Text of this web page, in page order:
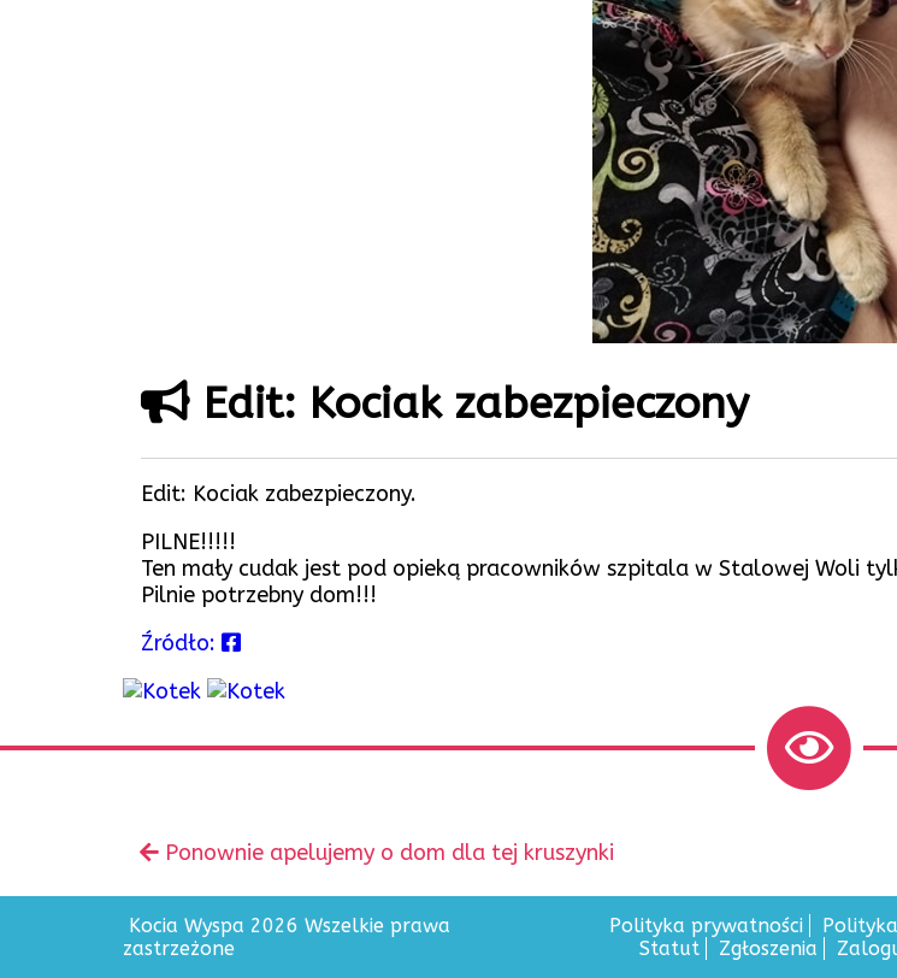
Edit: Kociak zabezpieczony
Edit: Kociak zabezpieczony.
PILNE!!!!!
Ten mały cudak jest pod opieką pracowników szpitala w Stalowej Woli
Pilnie potrzebny dom!!!
Źródło:
Zobacz
inne
Poprzedni
Ponownie apelujemy o dom dla tej kruszynki
Kocia Wyspa 2026 Wszelkie prawa
zastrzeżone
Polityka prywatności
Statut
Zgłoszenia